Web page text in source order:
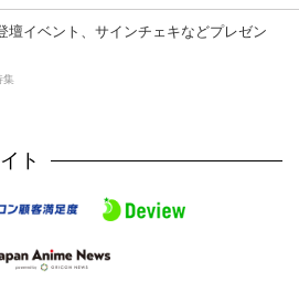
壇イベント、サインチェキなどプレゼン
集
ト